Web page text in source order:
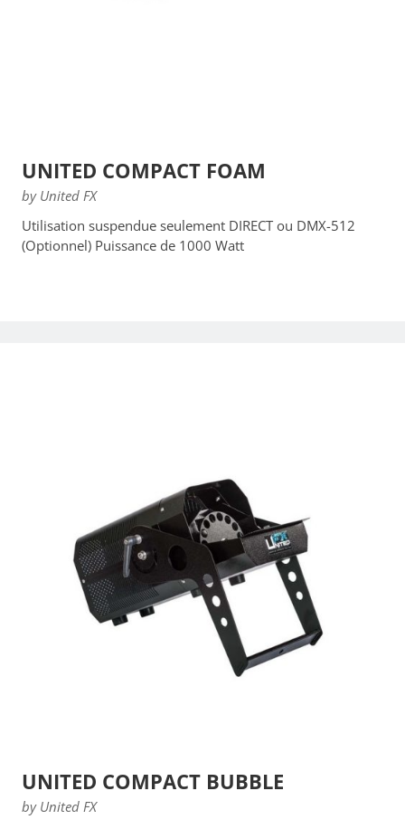
UNITED COMPACT FOAM
by United FX
Utilisation suspendue seulement DIRECT ou DMX-512
(Optionnel) Puissance de 1000 Watt
UNITED COMPACT BUBBLE
by United FX